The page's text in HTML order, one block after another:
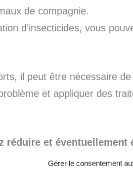
Gérer le consentement
de compagnie.
d’insecticides, vous
il peut être nécessaire
et appliquer des
réduire et
dans la propreté